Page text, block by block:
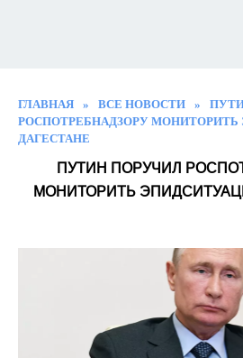
ГЛАВНАЯ » ВСЕ НОВОСТИ »
РОСПОТРЕБНАДЗОРУ
ДАГЕСТАНЕ
ПУТИН ПОРУЧИЛ
МОНИТОРИТЬ